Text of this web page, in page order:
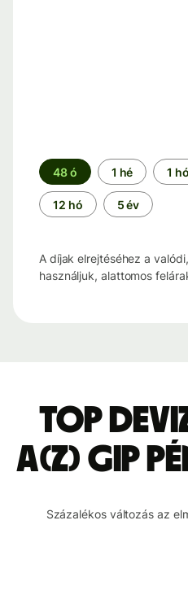
Időszak
48 ó 1 hé 1 hó
12 hó 5 év
A díjak elrejtéséhez a
használjuk, alattomos
Top
a(z) GIP
Százalékos változás az